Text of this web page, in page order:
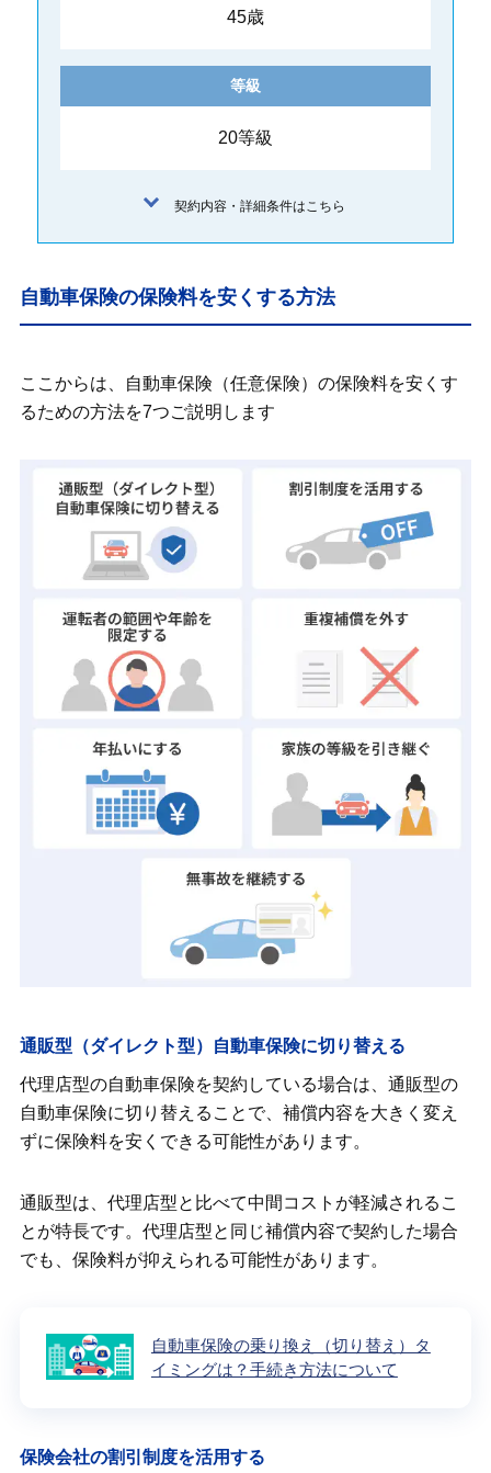
45歳
等級
20等級
契約内容・詳細条件はこちら
自動車保険の保険料を安くする方法
ここからは、自動車保険（任意保険）の保険料を安くす
るための方法を7つご説明します
通販型（ダイレクト型）自動車保険に切り替える
代理店型の自動車保険を契約している場合は、通販型の
自動車保険に切り替えることで、補償内容を大きく変え
ずに保険料を安くできる可能性があります。
通販型は、代理店型と比べて中間コストが軽減されるこ
とが特長です。代理店型と同じ補償内容で契約した場合
でも、保険料が抑えられる可能性があります。
自動車保険の乗り換え（切り替え）タ
イミングは？手続き方法について
保険会社の割引制度を活用する